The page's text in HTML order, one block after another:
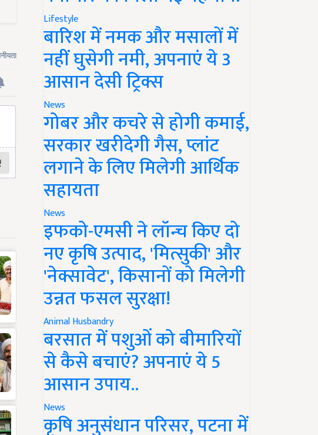
Lifestyle
बारिश में नमक और मसालों में
नहीं घुसेगी नमी, अपनाएं ये 3
आसान देसी ट्रिक्स
News
गोबर और कचरे से होगी कमाई,
सरकार खरीदेगी गैस, प्लांट
लगाने के लिए मिलेगी आर्थिक
सहायता
News
इफको-एमसी ने लॉन्च किए दो
नए कृषि उत्पाद, 'मित्सुकी' और
'नेक्सावेट', किसानों को मिलेगी
उन्नत फसल सुरक्षा!
Animal Husbandry
बरसात में पशुओं को बीमारियों
से कैसे बचाएं? अपनाएं ये 5
आसान उपाय..
News
कृषि अनुसंधान परिसर, पटना में